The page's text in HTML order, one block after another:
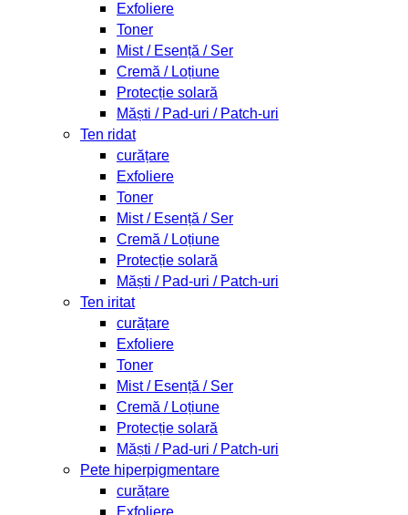
Exfoliere
Toner
Mist / Esență / Ser
Cremă / Loțiune
Protecție solară
Măști / Pad-uri / Patch-uri
Ten ridat
curățare
Exfoliere
Toner
Mist / Esență / Ser
Cremă / Loțiune
Protecție solară
Măști / Pad-uri / Patch-uri
Ten iritat
curățare
Exfoliere
Toner
Mist / Esență / Ser
Cremă / Loțiune
Protecție solară
Măști / Pad-uri / Patch-uri
Pete hiperpigmentare
curățare
Exfoliere